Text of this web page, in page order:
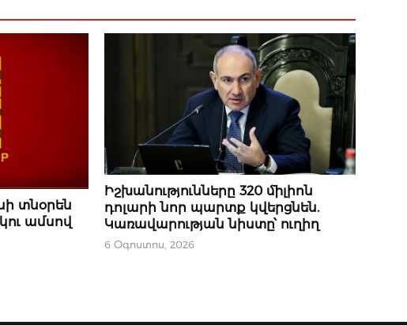
տնօրեն
ամսով
ՆՈՐՈՒԹՅՈՒՆՆԵՐ
Իշխանությունները 320 միլիոն
դոլարի նոր պարտք կվերցնեն.
Կառավարության նիստը՝ ուղիղ
6 Օգոստոս, 2026